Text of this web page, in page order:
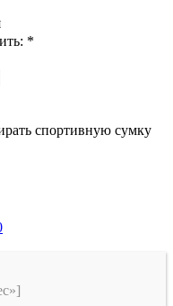
*
спортивную сумку